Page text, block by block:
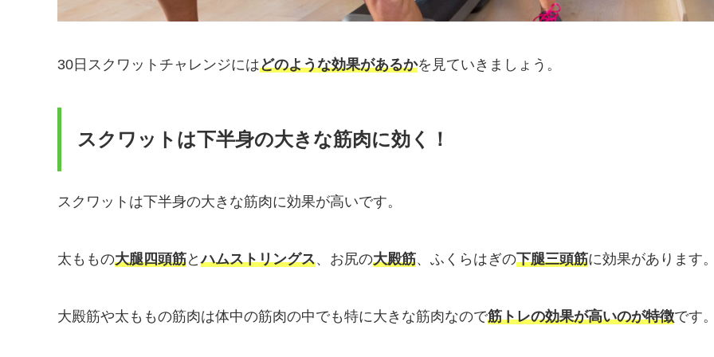
30日スクワットチャレンジにはどのような効果があるかを見ていきましょう。
スクワットは下半身の大きな筋肉に効く！
スクワットは下半身の大きな筋肉に効果が高いです。
太ももの大腿四頭筋とハムストリングス、お尻の大殿筋、ふくらはぎの下腿三頭筋に効果があります
大殿筋や太ももの筋肉は体中の筋肉の中でも特に大きな筋肉なので筋トレの効果が高いのが特徴です